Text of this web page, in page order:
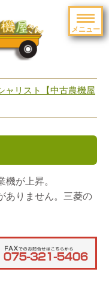
メニュー
ャリスト【中古農機屋
が上昇。
ありません。三菱の